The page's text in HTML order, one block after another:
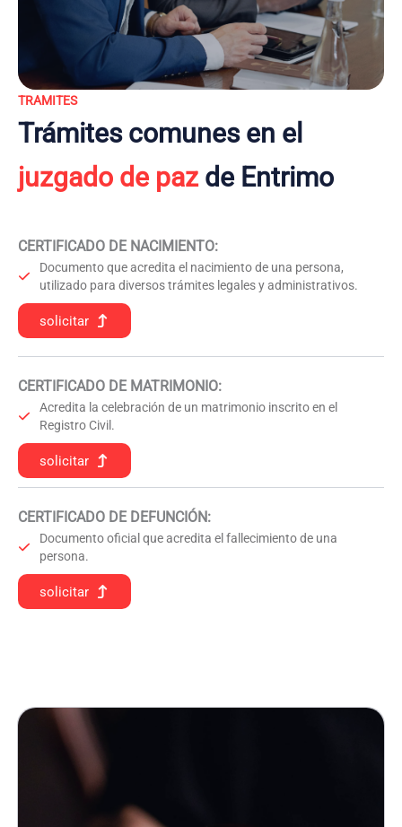
TRAMITES
Trámites comunes en el
juzgado de pazde Entrimo
CERTIFICADO DE NACIMIENTO:
Documento que acredita el nacimiento de una persona,
utilizado para diversos trámites legales y administrativos.
solicitar
CERTIFICADO DE MATRIMONIO:
Acredita la celebración de un matrimonio inscrito en el
Registro Civil.
solicitar
CERTIFICADO DE DEFUNCIÓN:
Documento oficial que acredita el fallecimiento de una
persona.
solicitar